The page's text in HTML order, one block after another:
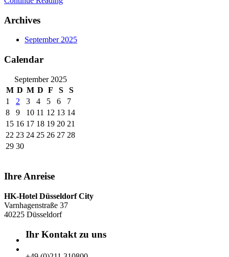
Archives
September 2025
Calendar
September 2025
M D M D F S
S
1
2 3 4 5 6
7
8
9 10 11 12 13 14
15 16 17 18 19 20 21
22 23 24 25 26 27 28
29 30
Ihre Anreise
HK-Hotel Düsseldorf City
Varnhagenstraße 37
40225 Düsseldorf
Ihr Kontakt zu uns